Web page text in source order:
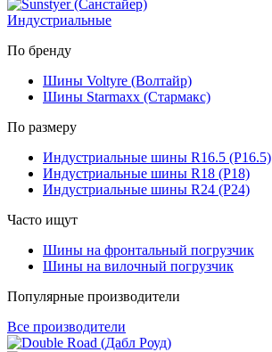
Индустриальные
По бренду
Шины Voltyre (Волтайр)
Шины Starmaxx (Стармакс)
По размеру
Индустриальные шины R16.5 (Р16.5)
Индустриальные шины R18 (Р18)
Индустриальные шины R24 (Р24)
Часто ищут
Шины на фронтальный погрузчик
Шины на вилочный погрузчик
Популярные производители
Все производители